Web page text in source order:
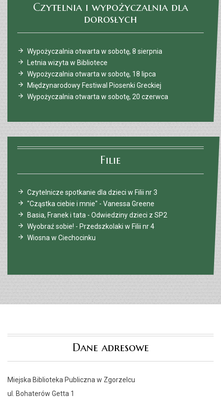
Czytelnia i wypożyczalnia dla
dorosłych
Wypożyczalnia otwarta w sobotę, 8 sierpnia
Letnia wizyta w Bibliotece
Wypożyczalnia otwarta w sobotę, 18 lipca
Międzynarodowy Festiwal Piosenki Greckiej
Wypożyczalnia otwarta w sobotę, 20 czerwca
Filie
Czytelnicze spotkanie dla dzieci w Filii nr 3
"Cząstka ciebie i mnie" - Vanessa Greene
Basia, Franek i tata - Odwiedziny dzieci z SP2
Wyobraź sobie! - Przedszkolaki w Filii nr 4
Wiosna w Ciechocinku
Dane adresowe
Miejska Biblioteka Publiczna w Zgorzelcu
ul. Bohaterów Getta 1